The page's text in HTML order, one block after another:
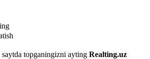
topganingizni ayting Realting.uz